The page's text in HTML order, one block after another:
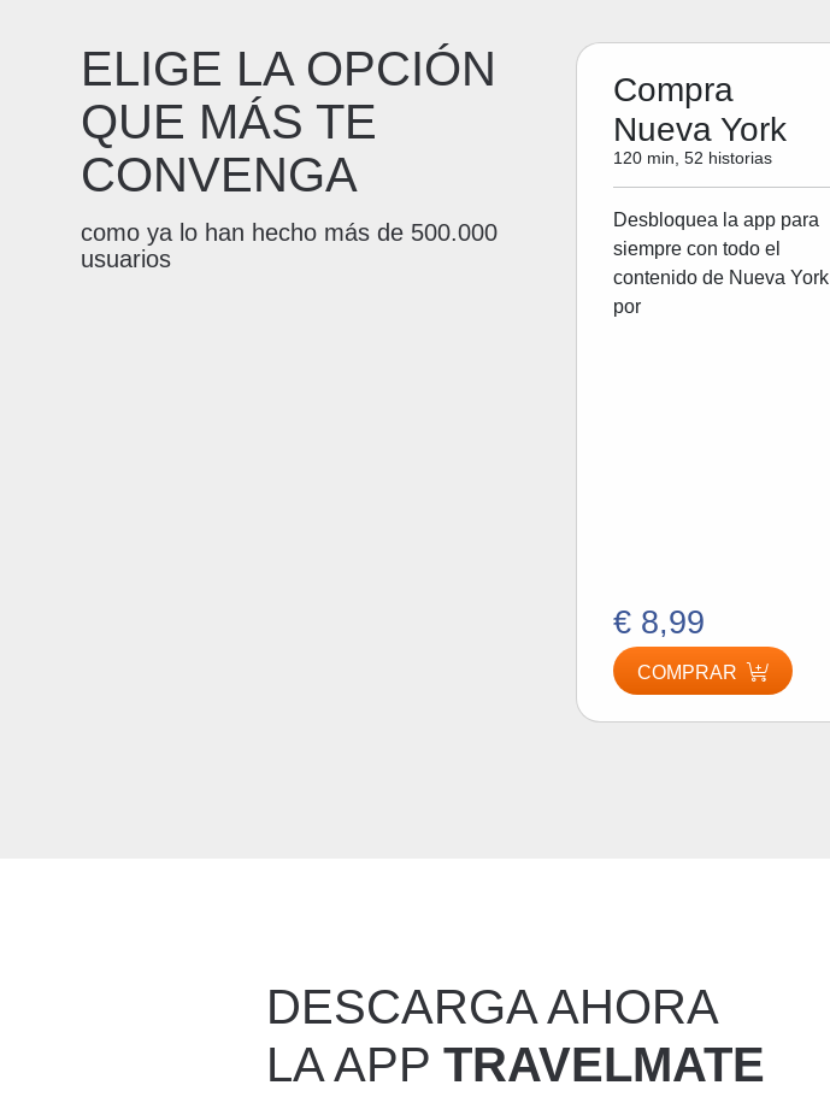
ELIGE LA OPCIÓN
QUE MÁS TE
CONVENGA
como ya lo han hecho más de 500.000
usuarios
Compra
Nueva York
120 min, 52 historias
Desbloquea la app para
siempre con todo el
contenido de Nueva York
por
€ 8,99
COMPRAR
DESCARGA AHORA
LA APPTRAVELMATE